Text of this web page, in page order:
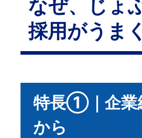
なぜ、じょ
採用がうま
特長①｜企業
から